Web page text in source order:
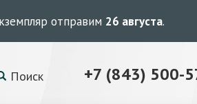
отправим 26 августа.
Поиск +7 (843) 500-